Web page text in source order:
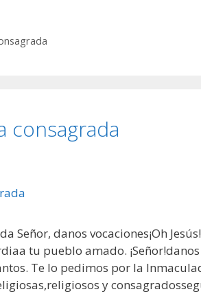
consagrada
Señor, danos vocaciones¡Oh
tu pueblo amado.
Te lo pedimos por la
y